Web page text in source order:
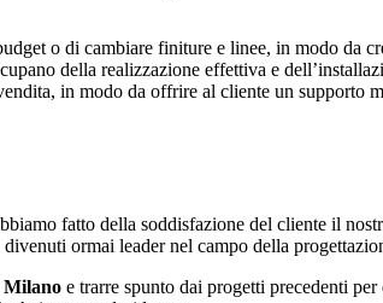
o di cambiare finiture e linee, in modo da
della realizzazione effettiva e
in modo da offrire al cliente un supporto
fatto della soddisfazione del cliente il
ormai leader nel campo della
Milano e trarre spunto dai progetti precedenti